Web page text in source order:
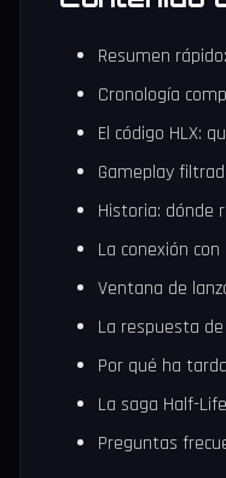
Resumen
Cronología
El código HLX:
Gameplay
Historia: dónde
La conexión
Ventana de
La respuesta
Por qué ha
La saga Half-
Preguntas